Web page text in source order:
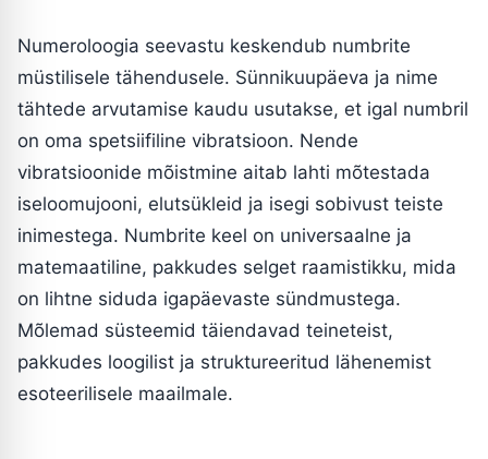
Numeroloogia seevastu keskendub numbrite
müstilisele tähendusele. Sünnikuupäeva ja nime
tähtede arvutamise kaudu usutakse, et igal numbril
on oma spetsiifiline vibratsioon. Nende
vibratsioonide mõistmine aitab lahti mõtestada
iseloomujooni, elutsükleid ja isegi sobivust teiste
inimestega. Numbrite keel on universaalne ja
matemaatiline, pakkudes selget raamistikku, mida
on lihtne siduda igapäevaste sündmustega.
Mõlemad süsteemid täiendavad teineteist,
pakkudes loogilist ja struktureeritud lähenemist
esoteerilisele maailmale.